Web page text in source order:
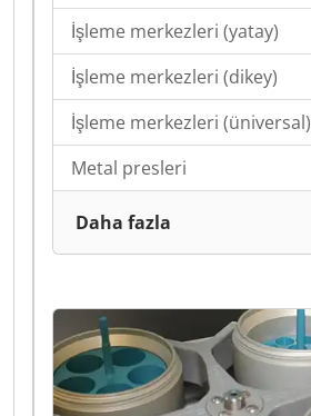
İşleme merkezleri (yatay)
İşleme merkezleri (dikey)
İşleme merkezleri (üniversal)
Metal presleri
Daha fazla